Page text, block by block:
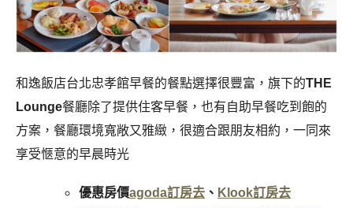
和逸飯店台北忠孝館早餐的餐點選擇很豐富，旗下的THE
Lounge餐廳除了提供住客早餐，也有自助早餐吃到飽的
方案，餐廳環境寬敞又雅緻，很適合跟朋友相約，一同來
享受愜意的早晨時光
優惠房價agoda訂房去 、 Klook訂房去